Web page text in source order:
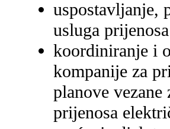
uspostavljanje,
usluga
koordiniranje i
kompanije za
planove
prijenosa